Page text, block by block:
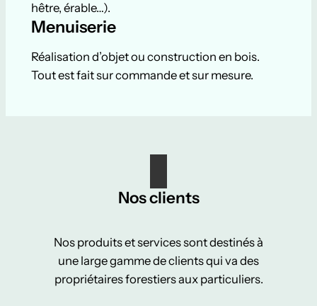
hêtre, érable…).
Menuiserie
Réalisation d’objet ou construction en bois.
Tout est fait sur commande et sur mesure.
Nos clients
Nos produits et services sont destinés à
une large gamme de clients qui va des
propriétaires forestiers aux particuliers.